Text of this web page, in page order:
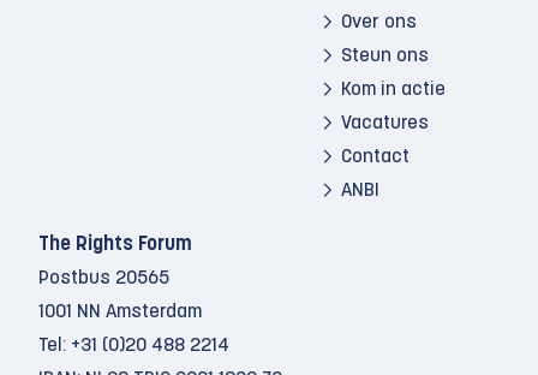
Over ons
Steun ons
Kom in actie
Vacatures
Contact
ANBI
The Rights Forum
Postbus 20565
1001 NN Amsterdam
Tel: +31 (0)20 488 2214